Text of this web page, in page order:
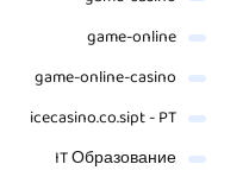
game-online
game-online-casino
icecasino.co.sipt - PT
IT Образование